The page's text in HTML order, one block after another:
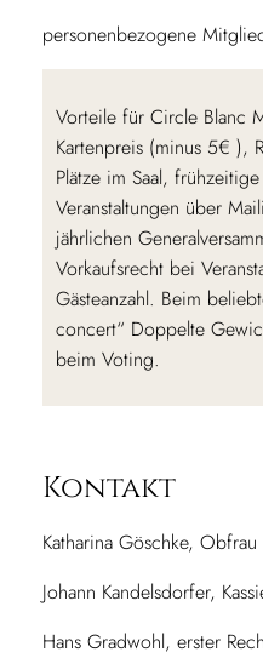
personenbezogene
Vorteile für Circle Blanc
Kartenpreis (minus 5€ ),
Plätze im Saal,
Veranstaltungen über
jährlichen
Vorkaufsrecht bei
Gästeanzahl. Beim
concert“ Doppelte
beim Voting.
Kontakt
Katharina Göschke,
Johann Kandelsdorfer,
Hans Gradwohl, erster